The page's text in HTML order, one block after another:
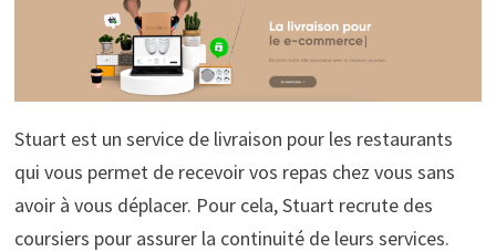
Stuart est un service de livraison pour les restaurants
qui vous permet de recevoir vos repas chez vous sans
avoir à vous déplacer. Pour cela, Stuart recrute des
coursiers pour assurer la continuité de leurs services.